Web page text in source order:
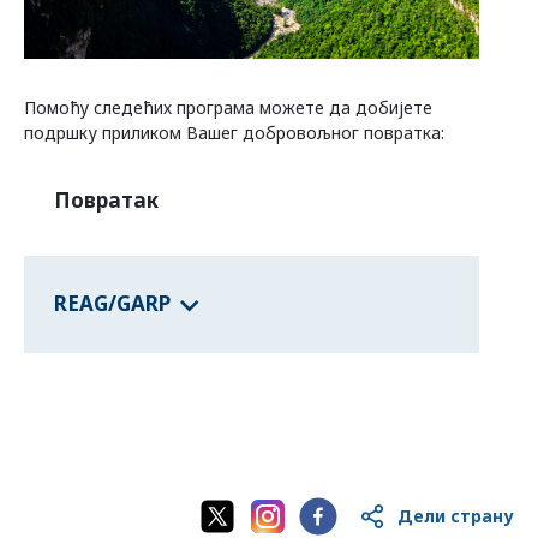
Програми савезних држава
Информације о земљама
Помоћу следећих програма можете да добијете
подршку приликом Вашег добровољног повратка:
Повратак
REAG/GARP
Дели страну